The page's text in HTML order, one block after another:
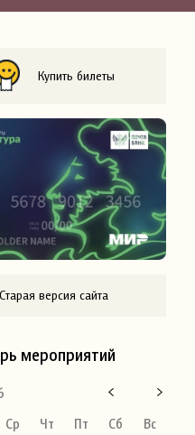
Купить билеты
Старая версия сайта
мероприятий
Ср Чт Пт Сб Вс